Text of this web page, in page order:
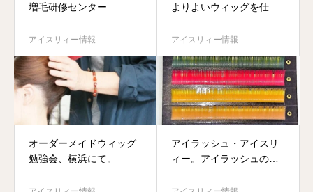
増毛研修センター
アイスリィー情報
よりよいウィッグを仕入
アイスリィー情報
オーダーメイドウィッグ
勉強会、横浜にて。
アイラッシュ・アイスリ
ィー。アイラッシュの仕